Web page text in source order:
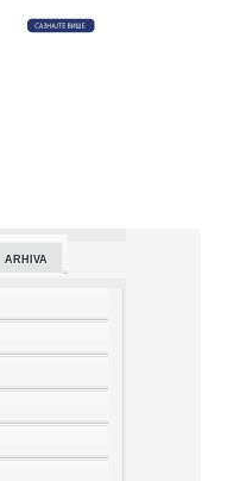
opštine Arilje
uživaju u ljetu
prednost na revanš
koliko je zadovoljan
ARHIVA